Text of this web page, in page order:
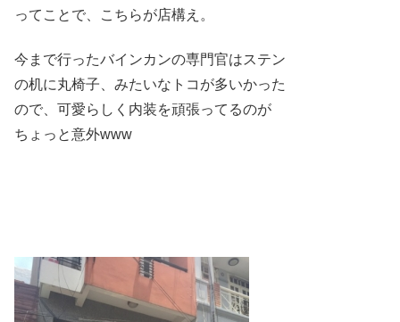
ってことで、こちらが店構え。
今まで行ったバインカンの専門官はステン
の机に丸椅子、みたいなトコが多いかった
ので、可愛らしく内装を頑張ってるのが
ちょっと意外www